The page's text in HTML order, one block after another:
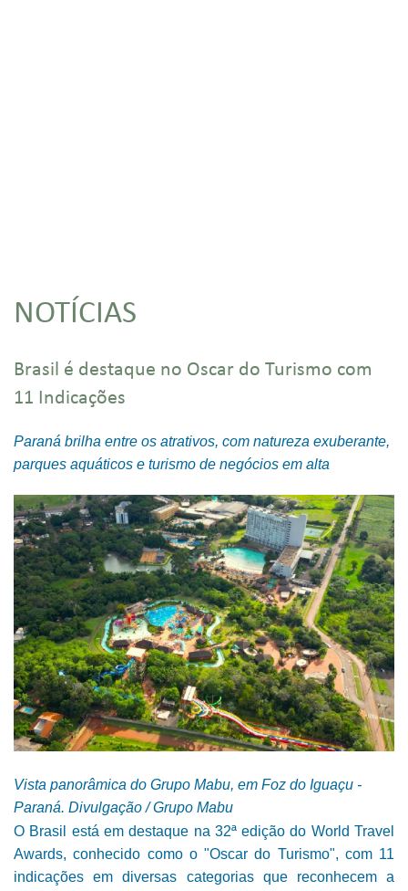
NOTÍCIAS
Brasil é destaque no Oscar do Turismo com
11 Indicações
Paraná brilha entre os atrativos, com natureza exuberante,
parques aquáticos e turismo de negócios em alta
Vista panorâmica do Grupo Mabu, em Foz do Iguaçu -
Paraná. Divulgação / Grupo Mabu
O Brasil está em destaque na 32ª edição do World Travel
Awards, conhecido como o "Oscar do Turismo", com 11
indicações em diversas categorias que reconhecem a